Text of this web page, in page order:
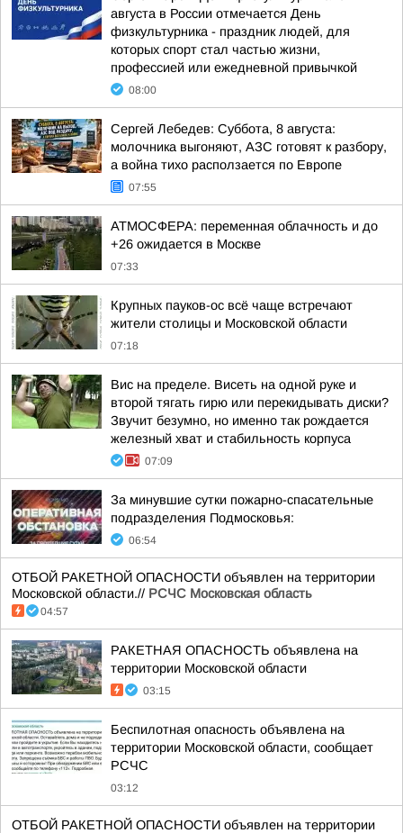
августа в России отмечается День
физкультурника - праздник людей, для
которых спорт стал частью жизни,
профессией или ежедневной привычкой
08:00
Сергей Лебедев: Суббота, 8 августа:
молочника выгоняют, АЗС готовят к разбору,
а война тихо расползается по Европе
07:55
АТМОСФЕРА: переменная облачность и до
+26 ожидается в Москве
07:33
Крупных пауков-ос всё чаще встречают
жители столицы и Московской области
07:18
Вис на пределе. Висеть на одной руке и
второй тягать гирю или перекидывать диски?
Звучит безумно, но именно так рождается
железный хват и стабильность корпуса
07:09
За минувшие сутки пожарно-спасательные
подразделения Подмосковья:
06:54
ОТБОЙ РАКЕТНОЙ ОПАСНОСТИ объявлен на территории
Московской области.// РСЧС Московская область
04:57
РАКЕТНАЯ ОПАСНОСТЬ объявлена на
территории Московской области
03:15
Беспилотная опасность объявлена на
территории Московской области, сообщает
РСЧС
03:12
ОТБОЙ РАКЕТНОЙ ОПАСНОСТИ объявлен на территории